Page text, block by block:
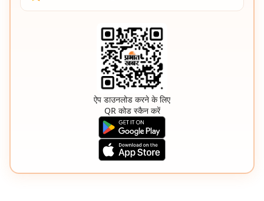
ऐप डाउनलोड करने के लिए
QR कोड स्कैन करें